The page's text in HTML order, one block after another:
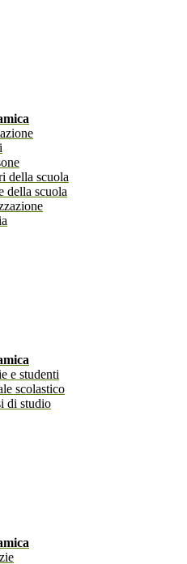
della scuola
della scuola
e studenti
scolastico
di studio